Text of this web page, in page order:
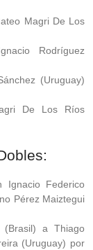
Magri De Los
Rodríguez
(Uruguay)
De Los Ríos
Ignacio Federico
Pérez Maiztegui
a Thiago
(Uruguay) por